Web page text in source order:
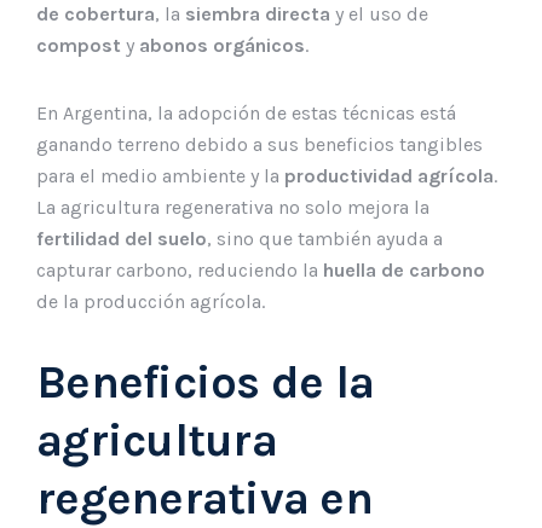
de cobertura, la siembra directa y el uso de
compost y abonos orgánicos.
En Argentina, la adopción de estas técnicas está
ganando terreno debido a sus beneficios tangibles
para el medio ambiente y la productividad agrícola.
La agricultura regenerativa no solo mejora la
fertilidad del suelo, sino que también ayuda a
capturar carbono, reduciendo la huella de carbono
de la producción agrícola.
Beneficios de la
agricultura
regenerativa en